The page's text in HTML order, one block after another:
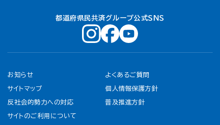
都道府県民共済グループ公式ＳＮＳ
お知らせ よくあるご質問
サイトマップ 個人情報保護方針
反社会的勢力への対応 普及推進方針
サイトのご利用について